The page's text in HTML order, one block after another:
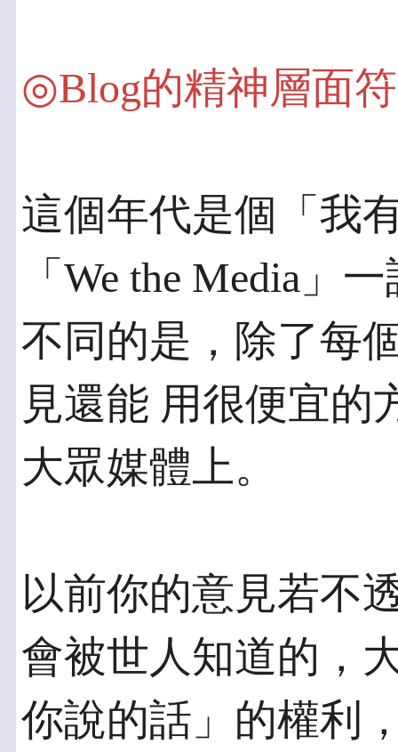
◎Blog的精神層面
這個年代是個「我
「We the Media」
不同的是，除了每
見還能 用很便宜的
大眾媒體上。
以前你的意見若不
會被世人知道的，
你說的話」的權利